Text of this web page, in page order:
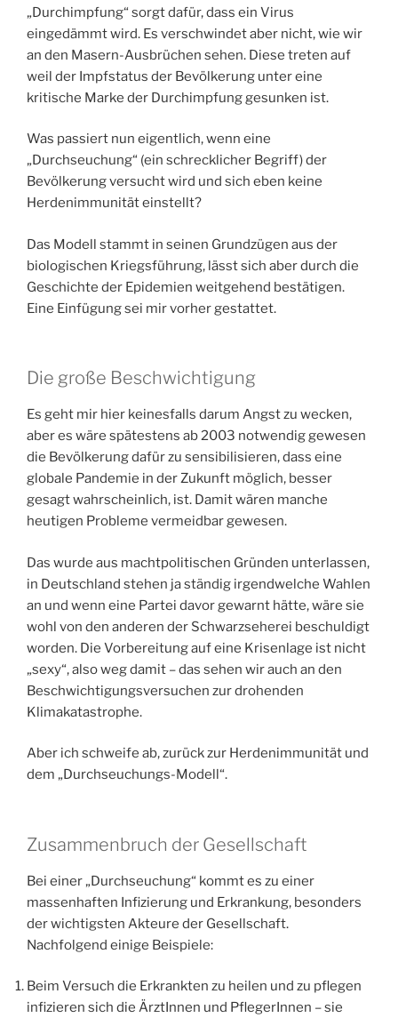
„Durchimpfung“ sorgt dafür, dass ein Virus
eingedämmt wird. Es verschwindet aber nicht, wie wir
an den Masern-Ausbrüchen sehen. Diese treten auf
weil der Impfstatus der Bevölkerung unter eine
kritische Marke der Durchimpfung gesunken ist.
Was passiert nun eigentlich, wenn eine
„Durchseuchung“ (ein schrecklicher Begriff) der
Bevölkerung versucht wird und sich eben keine
Herdenimmunität einstellt?
Das Modell stammt in seinen Grundzügen aus der
biologischen Kriegsführung, lässt sich aber durch die
Geschichte der Epidemien weitgehend bestätigen.
Eine Einfügung sei mir vorher gestattet.
Die große Beschwichtigung
Es geht mir hier keinesfalls darum Angst zu wecken,
aber es wäre spätestens ab 2003 notwendig gewesen
die Bevölkerung dafür zu sensibilisieren, dass eine
globale Pandemie in der Zukunft möglich, besser
gesagt wahrscheinlich, ist. Damit wären manche
heutigen Probleme vermeidbar gewesen.
Das wurde aus machtpolitischen Gründen unterlassen,
in Deutschland stehen ja ständig irgendwelche Wahlen
an und wenn eine Partei davor gewarnt hätte, wäre sie
wohl von den anderen der Schwarzseherei beschuldigt
worden. Die Vorbereitung auf eine Krisenlage ist nicht
„sexy“, also weg damit – das sehen wir auch an den
Beschwichtigungsversuchen zur drohenden
Klimakatastrophe.
Aber ich schweife ab, zurück zur Herdenimmunität und
dem „Durchseuchungs-Modell“.
Zusammenbruch der Gesellschaft
Bei einer „Durchseuchung“ kommt es zu einer
massenhaften Infizierung und Erkrankung, besonders
der wichtigsten Akteure der Gesellschaft.
Nachfolgend einige Beispiele:
Beim Versuch die Erkrankten zu heilen und zu pflegen
infizieren sich die ÄrztInnen und PflegerInnen – sie